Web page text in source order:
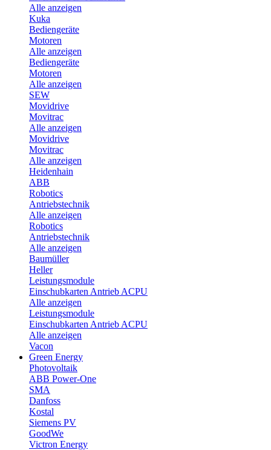
Alle anzeigen
Kuka
Bediengeräte
Motoren
Alle anzeigen
Bediengeräte
Motoren
Alle anzeigen
SEW
Movidrive
Movitrac
Alle anzeigen
Movidrive
Movitrac
Alle anzeigen
Heidenhain
ABB
Robotics
Antriebstechnik
Alle anzeigen
Robotics
Antriebstechnik
Alle anzeigen
Baumüller
Heller
Leistungsmodule
Einschubkarten Antrieb ACPU
Alle anzeigen
Leistungsmodule
Einschubkarten Antrieb ACPU
Alle anzeigen
Vacon
Green Energy
Photovoltaik
ABB Power-One
SMA
Danfoss
Kostal
Siemens PV
GoodWe
Victron Energy